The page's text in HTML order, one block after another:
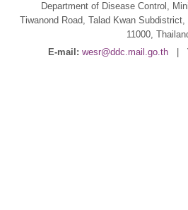
Department of Disease Control,
Tiwanond Road, Talad Kwan
11000,
E-mail: wesr@ddc.mail.go.th|